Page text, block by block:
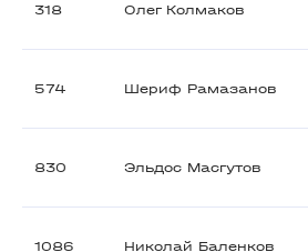
318 Олег Колмаков
574 Шериф Рамазанов
830 Эльдос Масгутов
1086 Николай Баленков